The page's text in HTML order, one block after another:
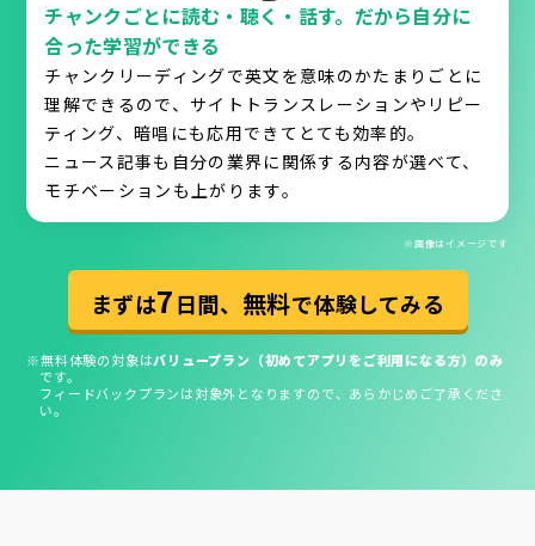
チャンクごとに読む・聴く・話す。だから自分に
合った学習ができる
チャンクリーディングで英文を意味のかたまりごとに
理解できるので、サイトトランスレーションやリピー
ティング、暗唱にも応用できてとても効率的。
ニュース記事も自分の業界に関係する内容が選べて、
モチベーションも上がります。
※画像はイメージです
まずは7日間、 無料で体験してみる
※無料体験の対象はバリュープラン（初めてアプリをご利用になる方）のみ
です。
フィードバックプランは対象外となりますので、あらかじめご了承くださ
い。